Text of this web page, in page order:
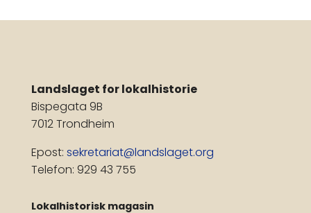
Landslaget for lokalhistorie
Bispegata 9B
7012 Trondheim
Epost: sekretariat@landslaget.org
Telefon: 929 43 755
Lokalhistorisk magasin